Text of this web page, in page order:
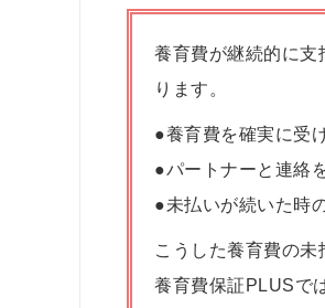
養育費が継続的に支
ります。
●養育費を確実に受
●パートナーと連絡
●未払いが続いた時
こうした養育費の未
養育費保証PLUSで